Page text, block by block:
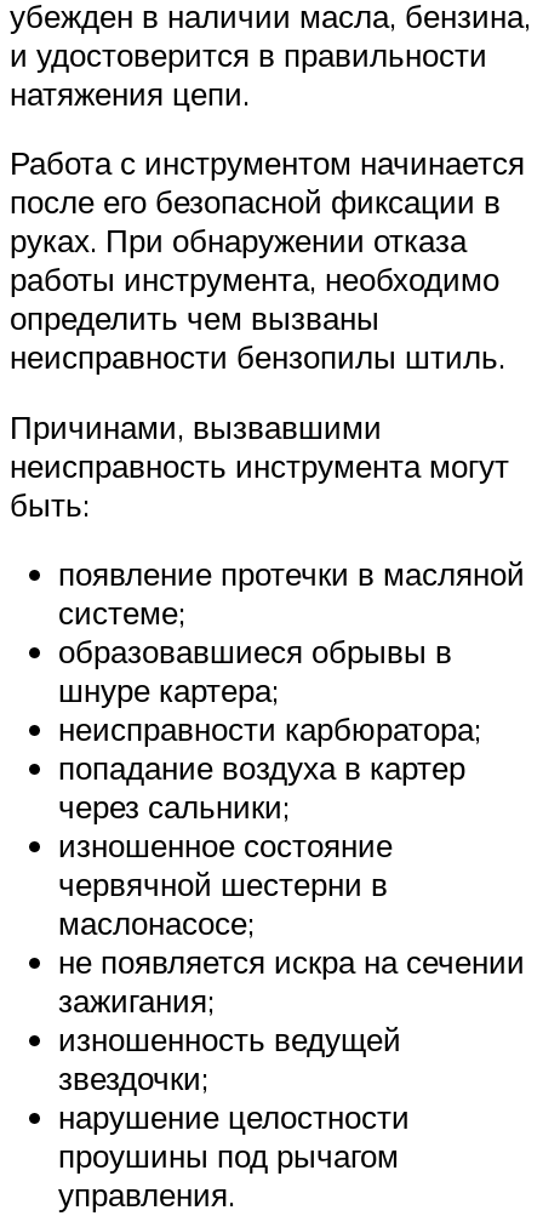
убежден в наличии масла, бензина,
и удостоверится в правильности
натяжения цепи.
Работа с инструментом начинается
после его безопасной фиксации в
руках. При обнаружении отказа
работы инструмента, необходимо
определить чем вызваны
неисправности бензопилы штиль.
Причинами, вызвавшими
неисправность инструмента могут
быть:
появление протечки в масляной
системе;
образовавшиеся обрывы в
шнуре картера;
неисправности карбюратора;
попадание воздуха в картер
через сальники;
изношенное состояние
червячной шестерни в
маслонасосе;
не появляется искра на сечении
зажигания;
изношенность ведущей
звездочки;
нарушение целостности
проушины под рычагом
управления.